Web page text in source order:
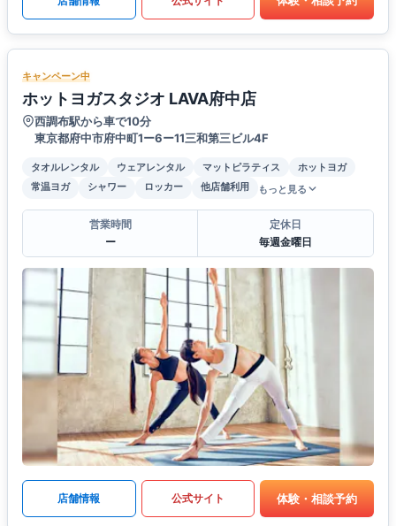
キャンペーン中
ホットヨガスタジオ LAVA府中店
西調布駅から車で10分
東京都府中市府中町1ー6ー11三和第三ビル4F
タオルレンタル ウェアレンタル マットピラティス
ホットヨガ
常温ヨガ
シャワー ロッカー 他店舗利用 もっと見る
営業時間
ー
定休日
毎週金曜日
店舗情報 公式サイト 体験・相談予約